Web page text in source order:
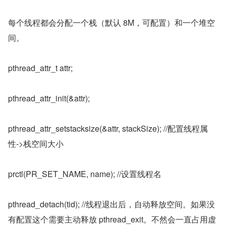
每个线程都会分配一个栈（默认 8M，可配置）和一个堆空
间。
pthread_attr_t attr;
pthread_attr_init(&attr);
pthread_attr_setstacksize(&attr, stackSize); //配置线程属
性->栈空间大小
prctl(PR_SET_NAME, name); //设置线程名
pthread_detach(tid); //线程退出后，自动释放空间。如果没
有配置这个需要主动释放 pthread_exit。不然会一直占用虚